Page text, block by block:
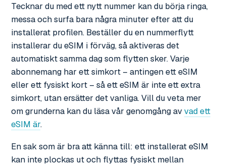
Tecknar du med ett nytt nummer kan du börja ringa,
messa och surfa bara några minuter efter att du
installerat profilen. Beställer du en nummerflytt
installerar du eSIM i förväg, så aktiveras det
automatiskt samma dag som flytten sker. Varje
abonnemang har ett simkort – antingen ett eSIM
eller ett fysiskt kort – så ett eSIM är inte ett extra
simkort, utan ersätter det vanliga. Vill du veta mer
om grunderna kan du läsa vår genomgång avvad ett
eSIM är.
En sak som är bra att känna till: ett installerat eSIM
kan inte plockas ut och flyttas fysiskt mellan